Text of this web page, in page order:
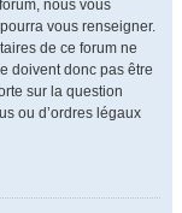
nous vous
vous renseigner.
de ce forum ne
doivent donc pas être
sur la question
ou d’ordres légaux